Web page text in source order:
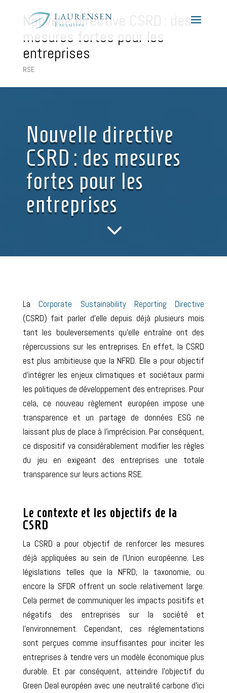
Nouvelle directive CSRD : des
mesures fortes pour les
entreprises
RSE
Nouvelle directive
CSRD : des mesures
fortes pour les
entreprises
3
LaCorporate Sustainability Reporting Directive
(CSRD) fait parler d’elle depuis déjà plusieurs mois
tant les bouleversements qu’elle entraîne ont des
répercussions sur les entreprises. En effet, la CSRD
est plus ambitieuse que la NFRD. Elle a pour objectif
d’intégrer les enjeux climatiques et sociétaux parmi
les politiques de développement des entreprises. Pour
cela, ce nouveau règlement européen impose une
transparence et un partage de données ESG ne
laissant plus de place à l’imprécision. Par conséquent,
ce dispositif va considérablement modifier les règles
du jeu en exigeant des entreprises une totale
transparence sur leurs actions RSE.
Le contexte et les objectifs de la
CSRD
La CSRD a pour objectif de renforcer les mesures
déjà appliquées au sein de l’Union européenne. Les
législations telles que la NFRD, la taxonomie, ou
encore la SFDR offrent un socle relativement large.
Cela permet de communiquer les impacts positifs et
négatifs des entreprises sur la société et
l’environnement.Cependant, ces réglementations
sont perçues comme insuffisantes pour inciter les
entreprises à tendre vers un modèle économique plus
durable. Et par conséquent, atteindre l’objectif du
Green Deal européen avec une neutralité carbone d’ici